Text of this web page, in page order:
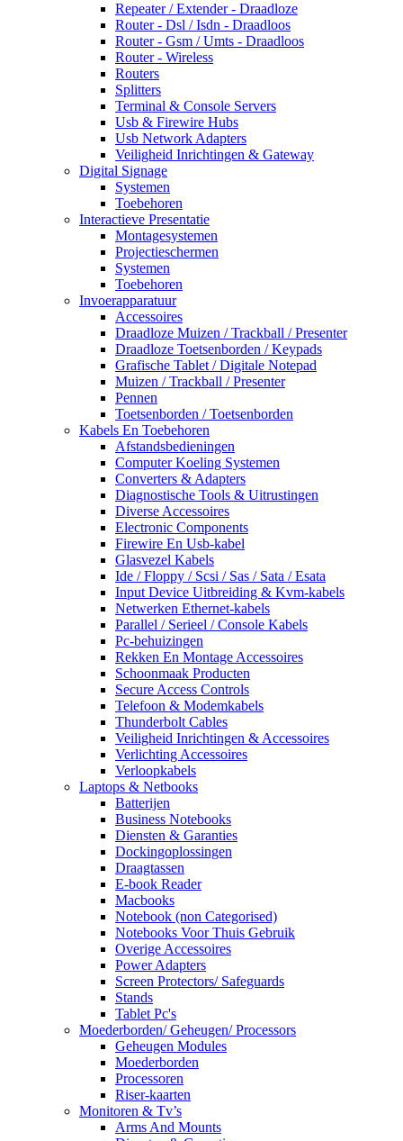
Repeater / Extender - Draadloze
Router - Dsl / Isdn - Draadloos
Router - Gsm / Umts - Draadloos
Router - Wireless
Routers
Splitters
Terminal & Console Servers
Usb & Firewire Hubs
Usb Network Adapters
Veiligheid Inrichtingen & Gateway
Digital Signage
Systemen
Toebehoren
Interactieve Presentatie
Montagesystemen
Projectieschermen
Systemen
Toebehoren
Invoerapparatuur
Accessoires
Draadloze Muizen / Trackball / Presenter
Draadloze Toetsenborden / Keypads
Grafische Tablet / Digitale Notepad
Muizen / Trackball / Presenter
Pennen
Toetsenborden / Toetsenborden
Kabels En Toebehoren
Afstandsbedieningen
Computer Koeling Systemen
Converters & Adapters
Diagnostische Tools & Uitrustingen
Diverse Accessoires
Electronic Components
Firewire En Usb-kabel
Glasvezel Kabels
Ide / Floppy / Scsi / Sas / Sata / Esata
Input Device Uitbreiding & Kvm-kabels
Netwerken Ethernet-kabels
Parallel / Serieel / Console Kabels
Pc-behuizingen
Rekken En Montage Accessoires
Schoonmaak Producten
Secure Access Controls
Telefoon & Modemkabels
Thunderbolt Cables
Veiligheid Inrichtingen & Accessoires
Verlichting Accessoires
Verloopkabels
Laptops & Netbooks
Batterijen
Business Notebooks
Diensten & Garanties
Dockingoplossingen
Draagtassen
E-book Reader
Macbooks
Notebook (non Categorised)
Notebooks Voor Thuis Gebruik
Overige Accessoires
Power Adapters
Screen Protectors/ Safeguards
Stands
Tablet Pc's
Moederborden/ Geheugen/ Processors
Geheugen Modules
Moederborden
Processoren
Riser-kaarten
Monitoren & Tv’s
Arms And Mounts